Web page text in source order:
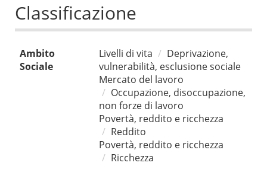
Classificazione
Ambito
Sociale
Livelli di vita
Deprivazione,
vulnerabilità, esclusione sociale
Mercato del lavoro
Occupazione, disoccupazione,
non forze di lavoro
Povertà, reddito e ricchezza
Reddito
Povertà, reddito e ricchezza
Ricchezza